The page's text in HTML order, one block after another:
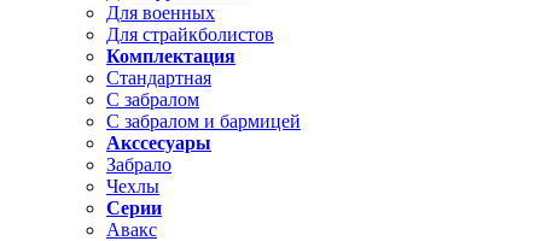
Для военных
Для страйкболистов
Комплектация
Стандартная
С забралом
С забралом и бармицей
Акссесуары
Забрало
Чехлы
Серии
Авакс